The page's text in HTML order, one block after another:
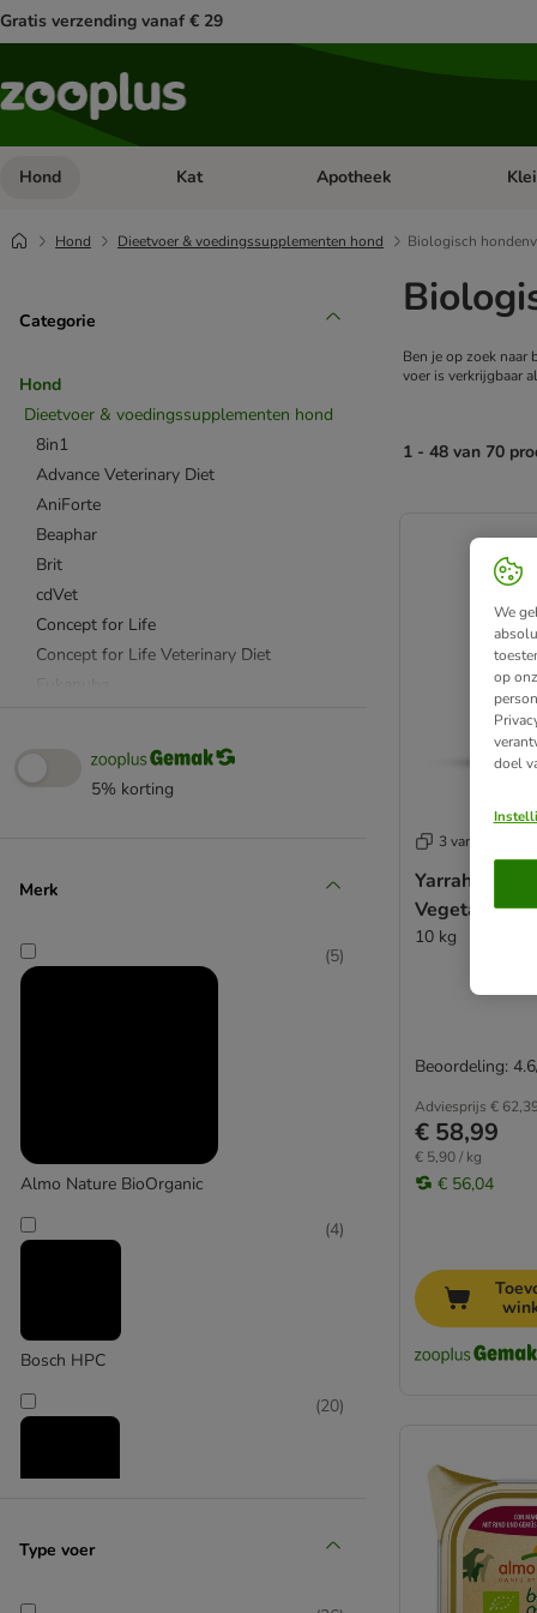
Gratis verzending vanaf € 29
Hond Open categorie menu: Hond
Kat Open categorie menu: Kat
Apotheek
Hond Dieetvoer & voedingssupplementen hond Biologisch
Categorie
Hond
Dieetvoer & voedingssupplementen hond
8in1
Advance Veterinary Diet
AniForte
Beaphar
Brit
cdVet
Concept for Life
Concept for Life Veterinary Diet
Hill's Science Plan
Hill's Prescription Diet
MP Labo
Specific
Trovet
Zesty Paws
Biologisch hondenvoer
Supplement voor hondenhuid & vacht
5% korting
Merk
Almo Nature BioOrganic
(5)
Bosch HPC
(4)
(20)
Type voer
Ben je op zoek
voer is verkrijgbaar
1 - 48 van 70
3 varianten
Yarrah
Vegetarisch
10 kg
Adviesprijs €
€ 58,99
€ 5,90 / kg
€ 56,04
Beoordeling:
We
op
doel